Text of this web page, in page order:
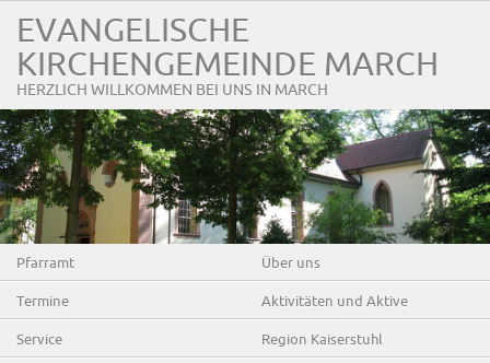
EVANGELISCHE
KIRCHENGEMEINDE MARCH
HERZLICH WILLKOMMEN BEI UNS IN MARCH
Pfarramt Über uns
Termine Aktivitäten und Aktive
Service Region Kaiserstuhl